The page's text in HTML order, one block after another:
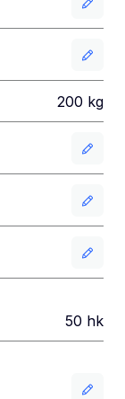
200 kg
50 hk